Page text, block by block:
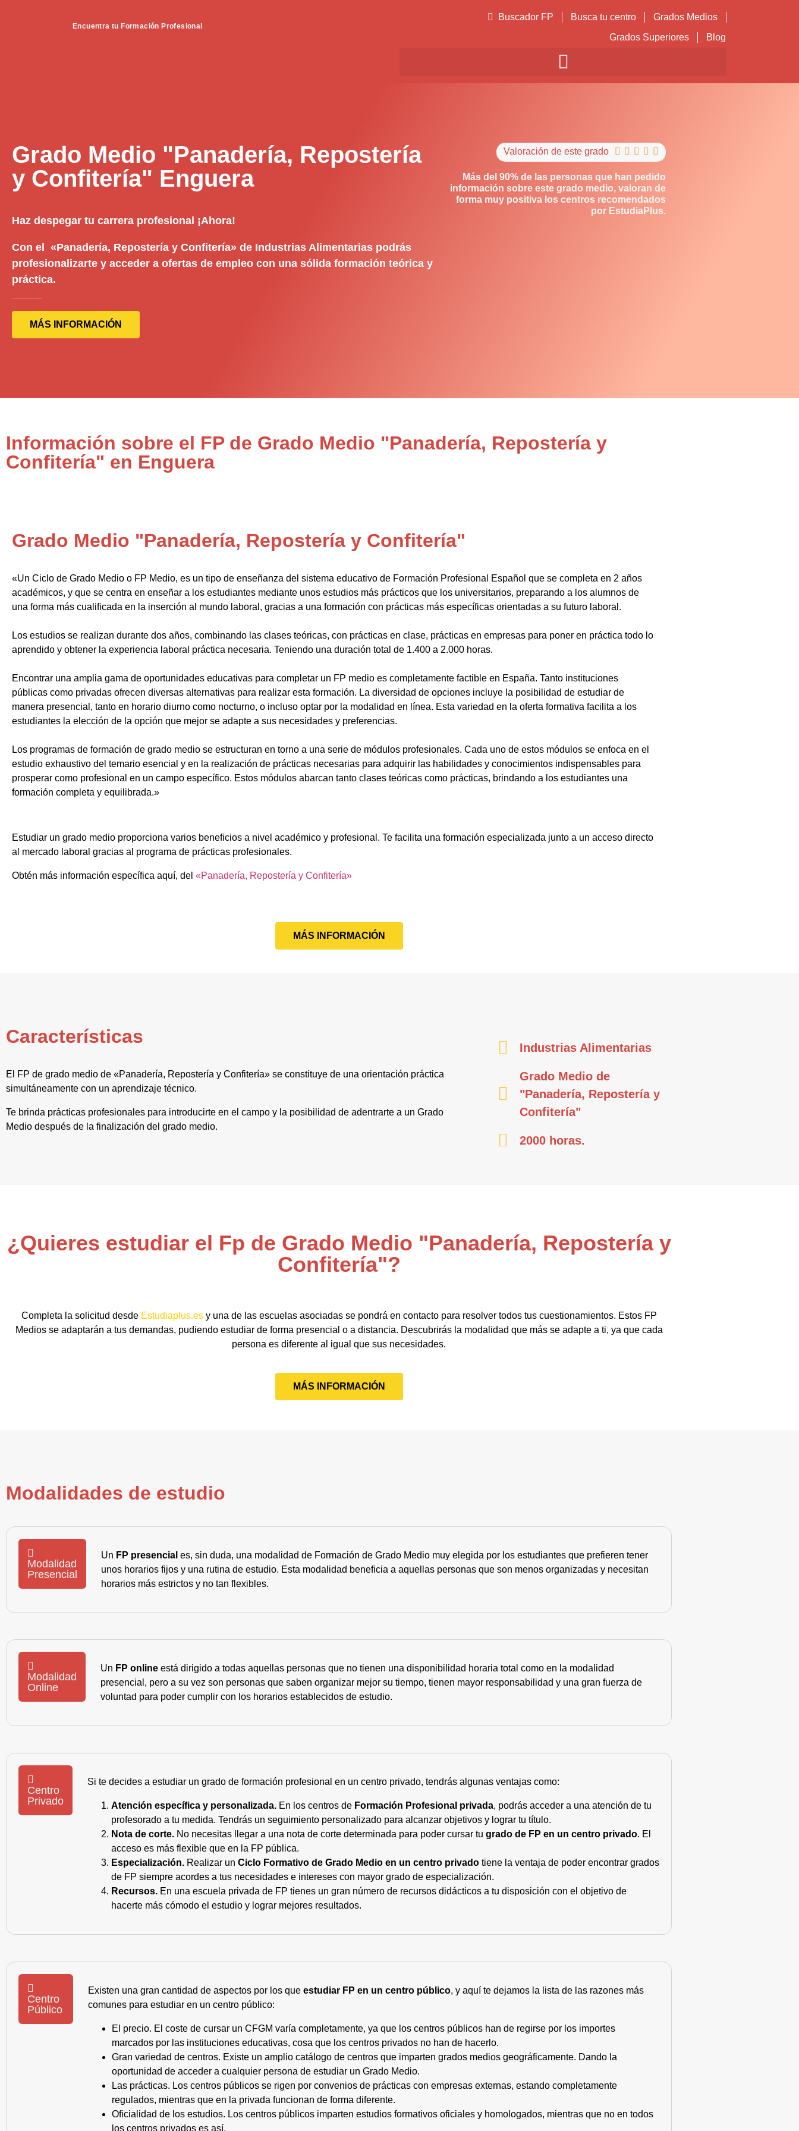
Encuentra tu Formación Profesional
Buscador FP Busca tu centro
Grados Medios
Grados Superiores
Blog
Grado Medio "Panadería, Repostería
y Confitería" Enguera
Haz despegar tu carrera profesional ¡Ahora!
Con el «Panadería, Repostería y Confitería» de Industrias Alimentarias podrás
profesionalizarte y acceder a ofertas de empleo con una sólida formación teórica y
práctica.
MÁS INFORMACIÓN
Valoración de este grado     
Más del 90% de las personas que han pedido
información sobre este grado medio, valoran de
forma muy positiva los centros recomendados
por EstudiaPlus.
Información sobre el FP de Grado Medio "Panadería, Repostería y
Confitería" en Enguera
Grado Medio "Panadería, Repostería y Confitería"
«Un Ciclo de Grado Medio o FP Medio, es un tipo de enseñanza del sistema educativo de Formación Profesional Español que se completa en 2 años
académicos, y que se centra en enseñar a los estudiantes mediante unos estudios más prácticos que los universitarios, preparando a los alumnos de
una forma más cualificada en la inserción al mundo laboral, gracias a una formación con prácticas más específicas orientadas a su futuro laboral.
Los estudios se realizan durante dos años, combinando las clases teóricas, con prácticas en clase, prácticas en empresas para poner en práctica todo lo
aprendido y obtener la experiencia laboral práctica necesaria. Teniendo una duración total de 1.400 a 2.000 horas.
Encontrar una amplia gama de oportunidades educativas para completar un FP medio es completamente factible en España. Tanto instituciones
públicas como privadas ofrecen diversas alternativas para realizar esta formación. La diversidad de opciones incluye la posibilidad de estudiar de
manera presencial, tanto en horario diurno como nocturno, o incluso optar por la modalidad en línea. Esta variedad en la oferta formativa facilita a los
estudiantes la elección de la opción que mejor se adapte a sus necesidades y preferencias.
Los programas de formación de grado medio se estructuran en torno a una serie de módulos profesionales. Cada uno de estos módulos se enfoca en el
estudio exhaustivo del temario esencial y en la realización de prácticas necesarias para adquirir las habilidades y conocimientos indispensables para
prosperar como profesional en un campo específico. Estos módulos abarcan tanto clases teóricas como prácticas, brindando a los estudiantes una
formación completa y equilibrada.»
Estudiar un grado medio proporciona varios beneficios a nivel académico y profesional. Te facilita una formación especializada junto a un acceso directo
al mercado laboral gracias al programa de prácticas profesionales.
Obtén más información específica aquí, del «Panadería, Repostería y Confitería»
MÁS INFORMACIÓN
Características
El FP de grado medio de «Panadería, Repostería y Confitería» se constituye de una orientación práctica
simultáneamente con un aprendizaje técnico.
Te brinda prácticas profesionales para introducirte en el campo y la posibilidad de adentrarte a un Grado
Medio después de la finalización del grado medio.
Industrias Alimentarias
Grado Medio de
"Panadería, Repostería y
Confitería"
2000 horas.
¿Quieres estudiar el Fp de Grado Medio "Panadería, Repostería y
Confitería"?
Completa la solicitud desde Estudiaplus.esy una de las escuelas asociadas se pondrá en contacto para resolver todos tus cuestionamientos. Estos FP
Medios se adaptarán a tus demandas, pudiendo estudiar de forma presencial o a distancia. Descubrirás la modalidad que más se adapte a ti, ya que cada
persona es diferente al igual que sus necesidades.
MÁS INFORMACIÓN
Modalidades de estudio
Modalidad
Presencial
Un FP presencial es, sin duda, una modalidad de Formación de Grado Medio muy elegida por los estudiantes que prefieren tener
unos horarios fijos y una rutina de estudio. Esta modalidad beneficia a aquellas personas que son menos organizadas y necesitan
horarios más estrictos y no tan flexibles.
Modalidad
Online
Un FP online está dirigido a todas aquellas personas que no tienen una disponibilidad horaria total como en la modalidad
presencial, pero a su vez son personas que saben organizar mejor su tiempo, tienen mayor responsabilidad y una gran fuerza de
voluntad para poder cumplir con los horarios establecidos de estudio.
Centro
Privado
Si te decides a estudiar un grado de formación profesional en un centro privado, tendrás algunas ventajas como:
Atención específica y personalizada. En los centros de Formación Profesional privada, podrás acceder a una atención de tu
profesorado a tu medida. Tendrás un seguimiento personalizado para alcanzar objetivos y lograr tu título.
Nota de corte. No necesitas llegar a una nota de corte determinada para poder cursar tu grado de FP en un centro privado. El
acceso es más flexible que en la FP pública.
Especialización. Realizar un Ciclo Formativo de Grado Medio en un centro privado tiene la ventaja de poder encontrar grados
de FP siempre acordes a tus necesidades e intereses con mayor grado de especialización.
Recursos. En una escuela privada de FP tienes un gran número de recursos didácticos a tu disposición con el objetivo de
hacerte más cómodo el estudio y lograr mejores resultados.
Centro
Público
Existen una gran cantidad de aspectos por los queestudiar FP en un centro público, y aquí te dejamos la lista de las razones más
comunes para estudiar en un centro público:
El precio. El coste de cursar un CFGM varía completamente, ya que los centros públicos han de regirse por los importes
marcados por las instituciones educativas, cosa que los centros privados no han de hacerlo.
Gran variedad de centros. Existe un amplio catálogo de centros que imparten grados medios geográficamente. Dando la
oportunidad de acceder a cualquier persona de estudiar un Grado Medio.
Las prácticas. Los centros públicos se rigen por convenios de prácticas con empresas externas, estando completamente
regulados, mientras que en la privada funcionan de forma diferente.
Oficialidad de los estudios. Los centros públicos imparten estudios formativos oficiales y homologados, mientras que no en todos
los centros privados es así.